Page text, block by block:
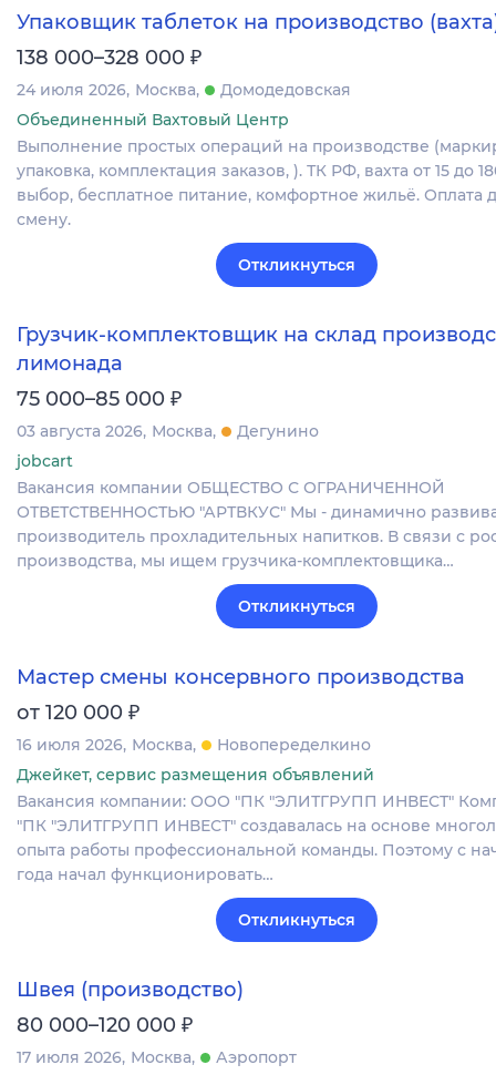
Упаковщик таблеток на производство
138 000–328 000 ₽
24 июля 2026 Москва
Домодедовская
Объединенный Вахтовый Центр
Выполнение простых операций на производстве
упаковка, комплектация заказов, ). ТК РФ, вахта от 15 до
выбор, бесплатное питание, комфортное жильё. Оплата
смену.
Откликнуться
Грузчик-комплектовщик на склад
лимонада
75 000–85 000 ₽
03 августа 2026 Москва
Дегунино
jobcart
Вакансия компании ОБЩЕСТВО С ОГРАНИЧЕННОЙ
ОТВЕТСТВЕННОСТЬЮ "АРТВКУС" Мы - динамично
производитель прохладительных напитков. В связи с
производства, мы ищем грузчика-комплектовщика…
Откликнуться
Мастер смены консервного производства
от 120 000 ₽
16 июля 2026 Москва
Новопеределкино
Джейкет, сервис размещения объявлений
Вакансия компании: ООО "ПК "ЭЛИТГРУПП ИНВЕСТ"
"ПК "ЭЛИТГРУПП ИНВЕСТ" создавалась на основе
опыта работы профессиональной команды. Поэтому с
года начал функционировать…
Откликнуться
Швея (производство)
80 000–120 000 ₽
17 июля 2026 Москва
Аэропорт